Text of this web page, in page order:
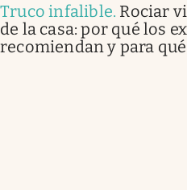
Truco infalible. Rociar
de la casa: por qué los
recomiendan y para